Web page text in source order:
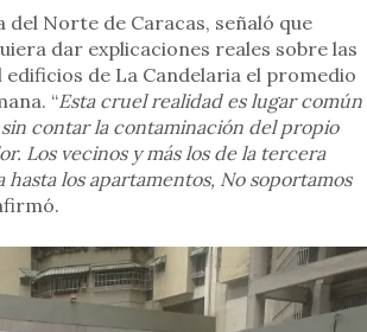
Norte de Caracas, señaló que
dar explicaciones reales sobre las
de La Candelaria el promedio
“Esta cruel realidad es lugar común
contar la contaminación del propio
Los vecinos y más los de la tercera
los apartamentos, No soportamos